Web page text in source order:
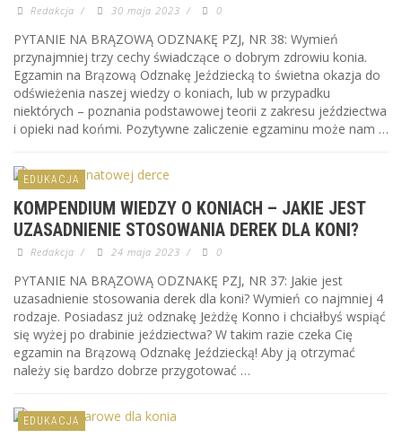
Redakcja / 30 maja 2023 / 0
PYTANIE NA BRĄZOWĄ ODZNAKĘ PZJ, NR 38: Wymień
przynajmniej trzy cechy świadczące o dobrym zdrowiu konia.
Egzamin na Brązową Odznakę Jeździecką to świetna okazja do
odświeżenia naszej wiedzy o koniach, lub w przypadku
niektórych – poznania podstawowej teorii z zakresu jeździectwa
i opieki nad końmi. Pozytywne zaliczenie egzaminu może nam …
EDUKACJA
KOMPENDIUM WIEDZY O KONIACH – JAKIE JEST
UZASADNIENIE STOSOWANIA DEREK DLA KONI?
Redakcja / 24 maja 2023 / 0
PYTANIE NA BRĄZOWĄ ODZNAKĘ PZJ, NR 37: Jakie jest
uzasadnienie stosowania derek dla koni? Wymień co najmniej 4
rodzaje. Posiadasz już odznakę Jeżdżę Konno i chciałbyś wspiąć
się wyżej po drabinie jeździectwa? W takim razie czeka Cię
egzamin na Brązową Odznakę Jeździecką! Aby ją otrzymać
należy się bardzo dobrze przygotować …
EDUKACJA